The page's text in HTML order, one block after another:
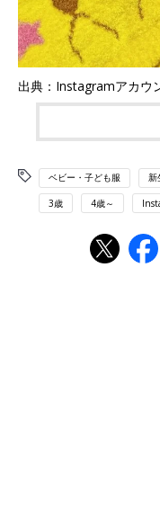
出典：Instagramアカウ
ベビー・子ども服 新
3歳 4歳～